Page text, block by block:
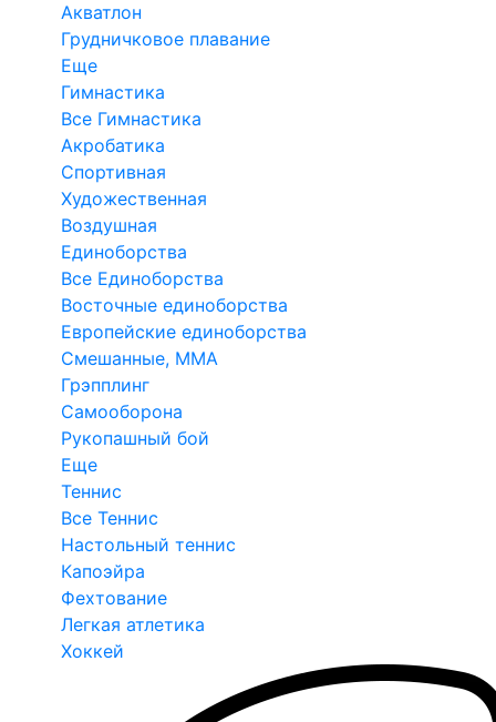
Акватлон
Грудничковое плавание
Еще
Гимнастика
Все Гимнастика
Акробатика
Спортивная
Художественная
Воздушная
Единоборства
Все Единоборства
Восточные единоборства
Европейские единоборства
Смешанные, ММА
Грэпплинг
Самооборона
Рукопашный бой
Еще
Теннис
Все Теннис
Настольный теннис
Капоэйра
Фехтование
Легкая атлетика
Хоккей